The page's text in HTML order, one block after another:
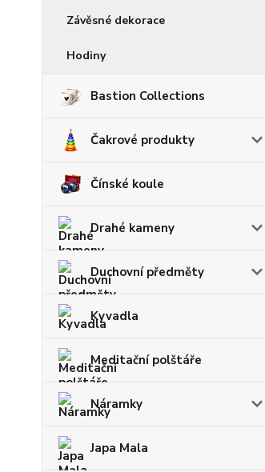
Závěsné dekorace
Hodiny
Bastion Collections
Čakrové produkty
Čínské koule
Drahé kameny
Duchovní předměty
Kyvadla
Meditační polštáře
Náramky
Japa Mala